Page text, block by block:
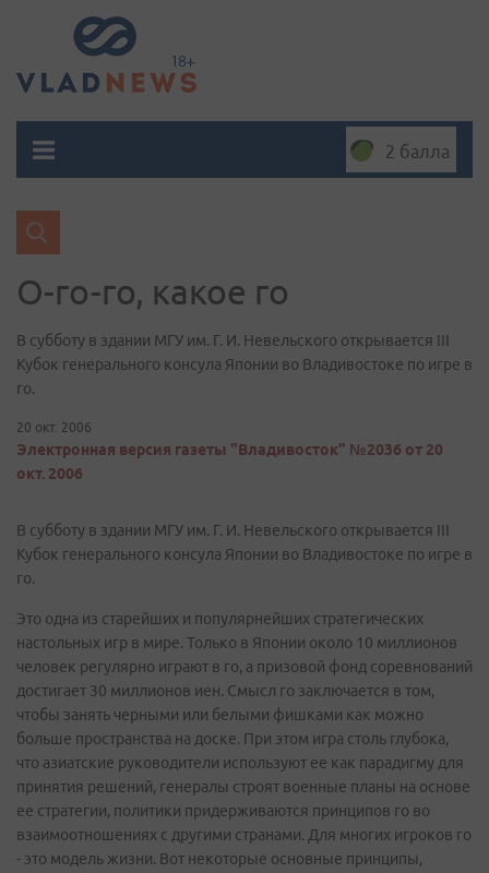
2 балла
О-го-го, какое го
В субботу в здании МГУ им. Г. И. Невельского открывается III
Кубок генерального консула Японии во Владивостоке по игре в
го.
20 окт. 2006
Электронная версия газеты "Владивосток" №2036 от 20
окт. 2006
В субботу в здании МГУ им. Г. И. Невельского открывается III
Кубок генерального консула Японии во Владивостоке по игре в
го.
Это одна из старейших и популярнейших стратегических
настольных игр в мире. Только в Японии около 10 миллионов
человек регулярно играют в го, а призовой фонд соревнований
достигает 30 миллионов иен. Смысл го заключается в том,
чтобы занять черными или белыми фишками как можно
больше пространства на доске. При этом игра столь глубока,
что азиатские руководители используют ее как парадигму для
принятия решений, генералы строят военные планы на основе
ее стратегии, политики придерживаются принципов го во
взаимоотношениях с другими странами. Для многих игроков го
- это модель жизни. Вот некоторые основные принципы,